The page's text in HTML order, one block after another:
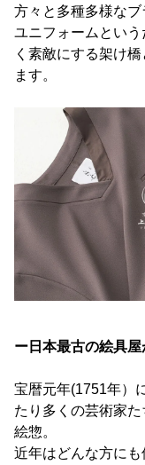
方々と多種多様な
ユニフォームとい
く素敵にする架け
ます。
ー日本最古の絵具
宝暦元年(1751年）
たり多くの芸術家
絵惣。
近年はどんな方に